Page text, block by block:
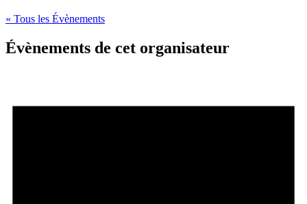
« Tous les Évènements
Évènements de cet organisateur